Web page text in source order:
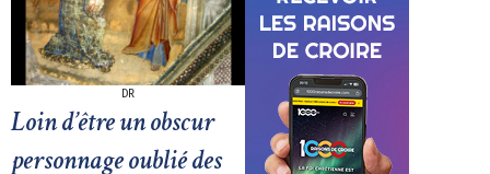
DR
Loin d’être un obscur
personnage oublié des